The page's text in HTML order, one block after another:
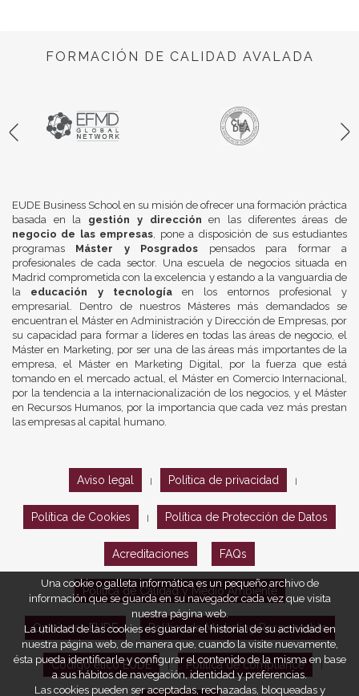
FORMACIÓN DE CALIDAD AVALADA
EUDE Business School en su misión de ofrecer una formación práctica
basada en la gestión y dirección en las diferentes áreas de
negocio de las empresas, pone a disposición de sus estudiantes
programas Máster y Posgrados pensados para formar a
profesionales de cada sector. Una escuela de negocios situada en
Madrid comprometida con la excelencia y estando a la vanguardia de
la educación y tecnologíaen los entornos profesional y
empresarial. Dentro de nuestros Másteres más demandados se
encuentran el Máster en Administración y Dirección de Empresas, por
su capacidad para formar a líderes en todas las áreas de negocio, el
Máster en Marketing, por ser una de las áreas más importantes de la
empresa, el Máster en Marketing Digital, por la fuerza que está
tomando en el mercado actual, el Máster en Comercio Internacional,
por la tendencia a la internacionalización de los negocios, y el Máster
en Recursos Humanos, por la importancia que cada vez más prestan
las empresas al capital humano.
Aviso legal Política de privacidad
Política de Cookies Política de Protección de Datos
Acreditaciones FAQs
Política de Calidad y Medio Ambiente
Opiniones EUDE Política de Marketing Responsable
Código ético EUDE Política de compliance
Una cookie o galleta informática es un pequeño archivo de
información que se guarda en su navegador cada vez que visita
nuestra página web.
La utilidad de las cookies es guardar el historial de su actividad en
nuestra página web, de manera que, cuando la visite nuevamente,
ésta pueda identificarle y configurar el contenido de la misma en base
a sus hábitos de navegación, identidad y preferencias.
Las cookies pueden ser aceptadas, rechazadas, bloqueadas y